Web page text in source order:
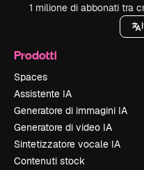
1 milione di abbonati tra
Prodotti
Spaces
Assistente IA
Generatore di immagini IA
Generatore di video IA
Sintetizzatore vocale IA
Contenuti stock